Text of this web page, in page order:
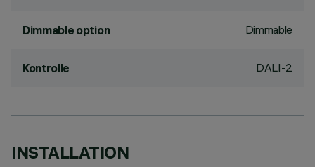
Dimmable option Dimmable
Kontrolle DALI-2
INSTALLATION